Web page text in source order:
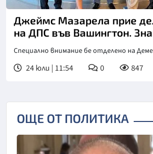
Джеймс Мазарела прие
на ДПС във Вашингтон.
Специално внимание бе отделено на
24 юли | 11:54 0 847
ОЩЕ ОТ ПОЛИТИКА